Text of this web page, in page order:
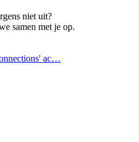
niet uit?
samen met je op.
ac…